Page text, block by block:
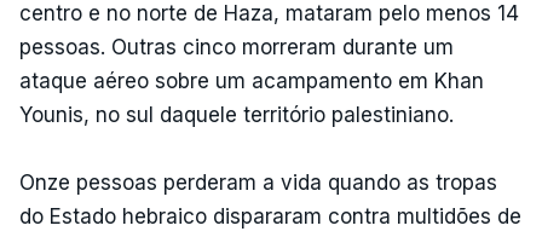
centro e no norte de Haza, mataram pelo menos 14
pessoas. Outras cinco morreram durante um
ataque aéreo sobre um acampamento em Khan
Younis, no sul daquele território palestiniano.
Onze pessoas perderam a vida quando as tropas
do Estado hebraico dispararam contra multidões de